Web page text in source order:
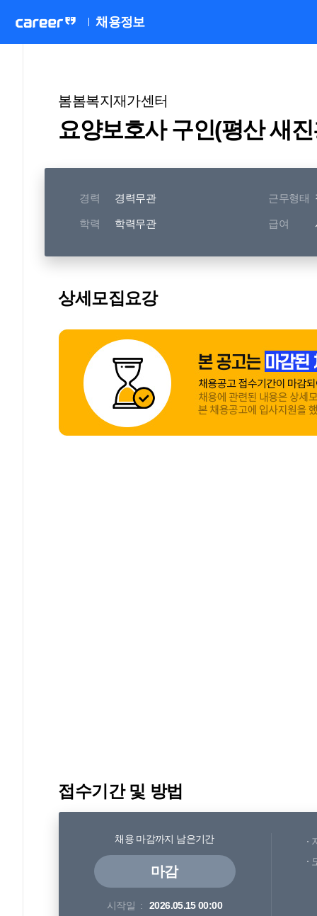
채용정보
봄봄복지재가센터
요양보호사 구인(평산 새
경력 경력무관 근무형태
학력 학력무관 급여
상세모집요강
접수기간 및 방법
채용 마감까지 남은기간
마감
시작일
2026.05.15 00:00